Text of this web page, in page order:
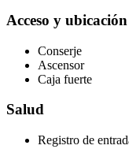
Acceso y ubicación
Conserje
Ascensor
Caja fuerte
Salud
Registro de